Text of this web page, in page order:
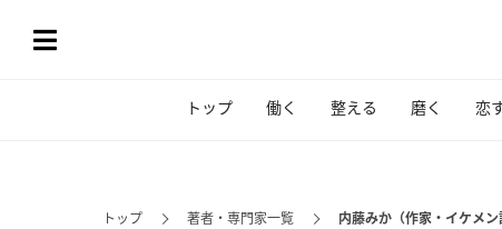
トップ 働く 整える 磨く 恋
トップ 著者・専門家一覧 内藤みか（作家・イケメン